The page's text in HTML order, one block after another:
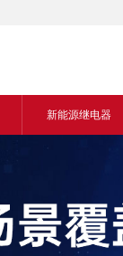
新能源继电器
新能源直流继